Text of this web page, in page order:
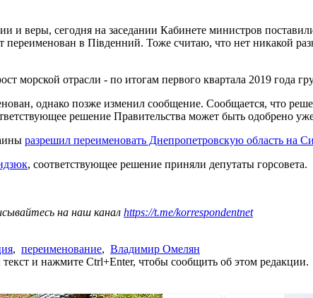
и веры, сегодня на заседании Кабинете министров
в Південний. Тоже считаю, что нет никакой
морской отрасли - по итогам первого квартала 2019 года
однако позже изменил сообщение. Сообщается, что
решение Правительства может быть одобрено
разрешил переименовать Днепропетровскую область на
, соответствующее решение приняли депутаты горсовета.
на наш канал https://t.me/korrespondentnet
, переименование, Владимир Омелян
и нажмите Ctrl+Enter, чтобы сообщить об этом редакции.